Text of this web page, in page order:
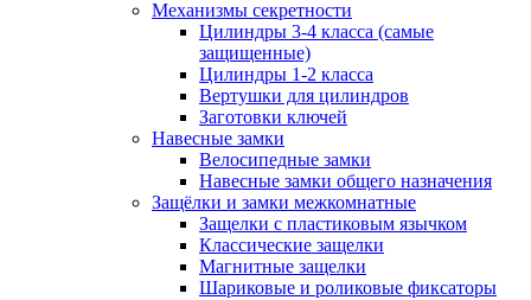
Механизмы секретности
Цилиндры 3-4 класса (самые
защищенные)
Цилиндры 1-2 класса
Вертушки для цилиндров
Заготовки ключей
Навесные замки
Велосипедные замки
Навесные замки общего назначения
Защёлки и замки межкомнатные
Защелки с пластиковым язычком
Классические защелки
Магнитные защелки
Шариковые и роликовые фиксаторы